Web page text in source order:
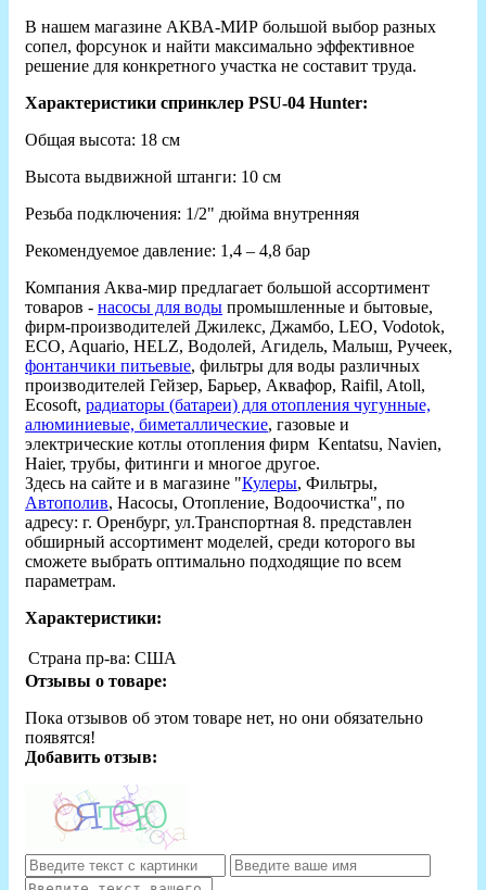
В нашем магазине АКВА-МИР большой выбор разных
сопел, форсунок и найти максимально эффективное
решение для конкретного участка не составит труда.
Характеристики спринклер PSU-04 Hunter:
Общая высота: 18 см
Высота выдвижной штанги: 10 см
Резьба подключения: 1/2" дюйма внутренняя
Рекомендуемое давление: 1,4 – 4,8 бар
Компания Аква-мир предлагает большой ассортимент
товаров - насосы для воды промышленные и бытовые,
фирм-производителей Джилекс, Джамбо, LEO, Vodotok,
ECO, Aquario, HELZ, Водолей, Агидель, Малыш, Ручеек,
фонтанчики питьевые, фильтры для воды различных
производителей Гейзер, Барьер, Аквафор, Raifil, Atoll,
Ecosoft, радиаторы (батареи) для отопления чугунные,
алюминиевые, биметаллические, газовые и
электрические котлы отопления фирм Kentatsu, Navien,
Haier, трубы, фитинги и многое другое.
Здесь на сайте и в магазине "Кулеры, Фильтры,
Автополив, Насосы, Отопление, Водоочистка", по
адресу: г. Оренбург, ул.Транспортная 8. представлен
обширный ассортимент моделей, среди которого вы
сможете выбрать оптимально подходящие по всем
параметрам.
Характеристики:
Страна пр-ва: США
Отзывы о товаре:
Пока отзывов об этом товаре нет, но они обязательно
появятся!
Добавить отзыв: